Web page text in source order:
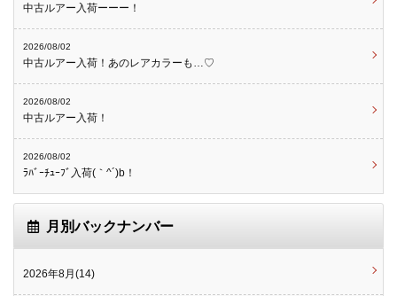
中古ルアー入荷ーーー！
2026/08/02
中古ルアー入荷！あのレアカラーも…♡
2026/08/02
中古ルアー入荷！
2026/08/02
ﾗﾊﾞｰﾁｭｰﾌﾞ入荷(｀^´)b！
月別バックナンバー
2026年8月(14)